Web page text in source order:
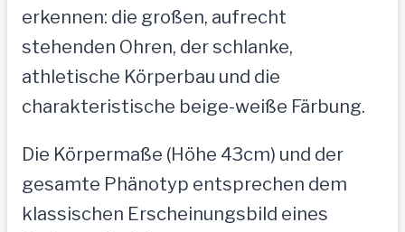
erkennen: die großen, aufrecht
stehenden Ohren, der schlanke,
athletische Körperbau und die
charakteristische beige-weiße Färbung.
Die Körpermaße (Höhe 43cm) und der
gesamte Phänotyp entsprechen dem
klassischen Erscheinungsbild eines